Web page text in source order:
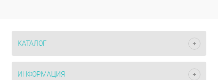
КАТАЛОГ
ИНФОРМАЦИЯ